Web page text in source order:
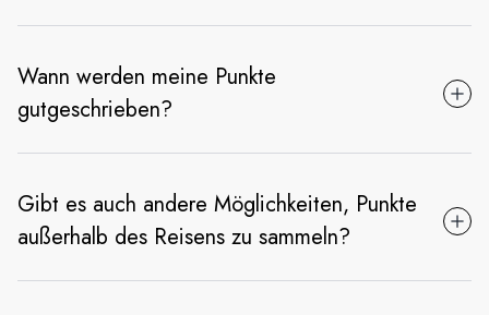
Wann werden meine Punkte
gutgeschrieben?
Gibt es auch andere Möglichkeiten, Punkte
außerhalb des Reisens zu sammeln?